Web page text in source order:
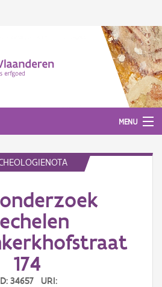
MENU
174
34657 URI: